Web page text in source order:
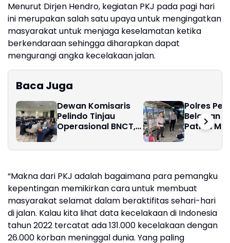
Menurut Dirjen Hendro, kegiatan PKJ pada pagi hari
ini merupakan salah satu upaya untuk mengingatkan
masyarakat untuk menjaga keselamatan ketika
berkendaraan sehingga diharapkan dapat
mengurangi angka kecelakaan jalan.
Baca Juga
Dewan Komisaris
Pelindo Tinjau
Operasional BNCT,
Keselarasan
Polres
Belawan
Patroli
Gangguan
“Makna dari PKJ adalah bagaimana para pemangku
kepentingan memikirkan cara untuk membuat
masyarakat selamat dalam beraktifitas sehari-hari
di jalan. Kalau kita lihat data kecelakaan di Indonesia
tahun 2022 tercatat ada 131.000 kecelakaan dengan
26.000 korban meninggal dunia. Yang paling